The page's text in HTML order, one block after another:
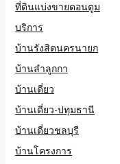
ที่ดินแบ่งขายดอนตูม
บริการ
บ้านรังสิตนครนายก
บ้านลำลูกกา
บ้านเดี่ยว
บ้านเดี่ยว-ปทุมธานี
บ้านเดี่ยวชลบุรี
บ้านโครงการ